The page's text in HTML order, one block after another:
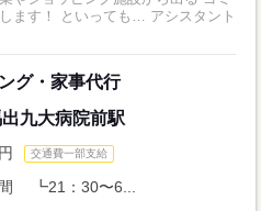
シスタント
グ・家事代行
九大病院前駅
交通費一部支給
間 ┗21：30〜6...